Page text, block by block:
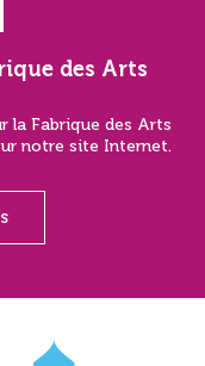
des Arts
la Fabrique des Arts
notre site Internet.